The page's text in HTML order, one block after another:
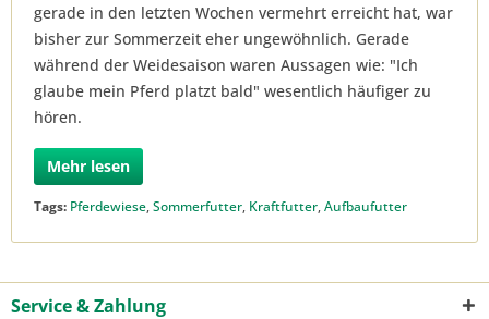
gerade in den letzten Wochen vermehrt erreicht hat, war
bisher zur Sommerzeit eher ungewöhnlich. Gerade
während der Weidesaison waren Aussagen wie: "Ich
glaube mein Pferd platzt bald" wesentlich häufiger zu
hören.
Mehr lesen
Tags: Pferdewiese,Sommerfutter, Kraftfutter,Aufbaufutter
Service & Zahlung